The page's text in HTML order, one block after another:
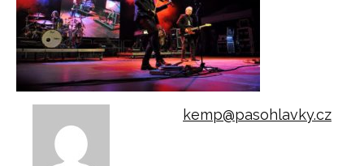
kemp@pasohlavky.cz